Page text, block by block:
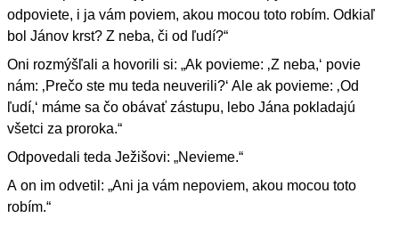
odpoviete, i ja vám poviem, akou mocou toto robím. Odkiaľ
bol Jánov krst? Z neba, či od ľudí?“
Oni rozmýšľali a hovorili si: „Ak povieme: ‚Z neba,‘ povie
nám: ‚Prečo ste mu teda neuverili?‘ Ale ak povieme: ‚Od
ľudí,‘ máme sa čo obávať zástupu, lebo Jána pokladajú
všetci za proroka.“
Odpovedali teda Ježišovi: „Nevieme.“
A on im odvetil: „Ani ja vám nepoviem, akou mocou toto
robím.“